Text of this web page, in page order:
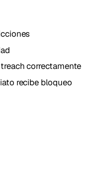
correctamente
recibe bloqueo